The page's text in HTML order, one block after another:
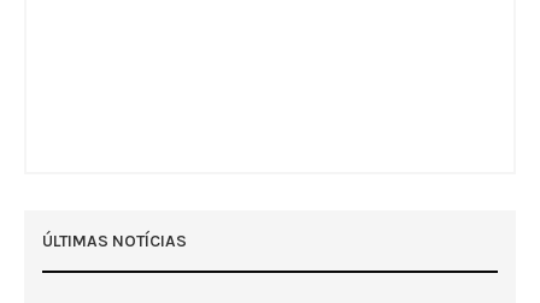
ÚLTIMAS NOTÍCIAS